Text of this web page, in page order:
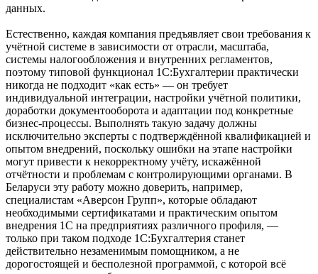
данных.
Естественно, каждая компания предъявляет свои требования к
учётной системе в зависимости от отрасли, масштаба,
системы налогообложения и внутренних регламентов,
поэтому типовой функционал 1С:Бухгалтерии практически
никогда не подходит «как есть» — он требует
индивидуальной интеграции, настройки учётной политики,
доработки документооборота и адаптации под конкретные
бизнес-процессы. Выполнять такую задачу должны
исключительно эксперты с подтверждённой квалификацией и
опытом внедрений, поскольку ошибки на этапе настройки
могут привести к некорректному учёту, искажённой
отчётности и проблемам с контролирующими органами. В
Беларуси эту работу можно доверить, например,
специалистам «Аверсон Групп», которые обладают
необходимыми сертификатами и практическим опытом
внедрения 1С на предприятиях различного профиля, —
только при таком подходе 1С:Бухгалтерия станет
действительно незаменимым помощником, а не
дорогостоящей и бесполезной программой, с которой всё